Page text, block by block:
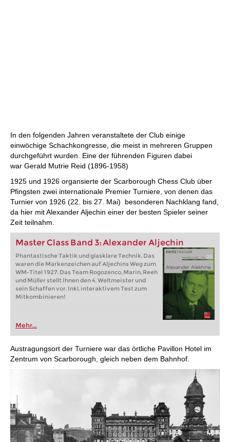
In den folgenden Jahren veranstaltete der Club einige
einwöchige Schachkongresse, die meist in mehreren Gruppen
durchgeführt wurden. Eine der führenden Figuren dabei
war Gerald Mutrie Reid (1896-1958)
1925 und 1926 organsierte der Scarborough Chess Club über
Pfingsten zwei internationale Premier Turniere, von denen das
Turnier von 1926 (22. bis 27. Mai) besonderen Nachklang fand,
da hier mit Alexander Aljechin einer der besten Spieler seiner
Zeit teilnahm.
Master Class Band 3: Alexander Aljechin
Phantastische Taktik und glasklare Technik. Das
waren die Markenzeichen auf Aljechins Weg zum
WM-Titel 1927. Das Team Rogozenco, Marin, Reeh
und Müller stellt Ihnen den 4. Weltmeister und
sein Schaffen vor. Inkl. interaktivem Test zum
Mitkombinieren!
Mehr...
Austragungsort der Turniere war das örtliche Pavillon Hotel im
Zentrum von Scarborough, gleich neben dem Bahnhof.